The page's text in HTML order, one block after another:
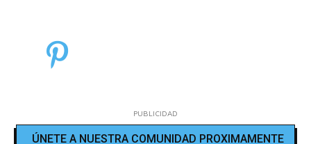
PUBLICIDAD
ÚNETE A NUESTRA COMUNIDAD PROXIMAMENTE